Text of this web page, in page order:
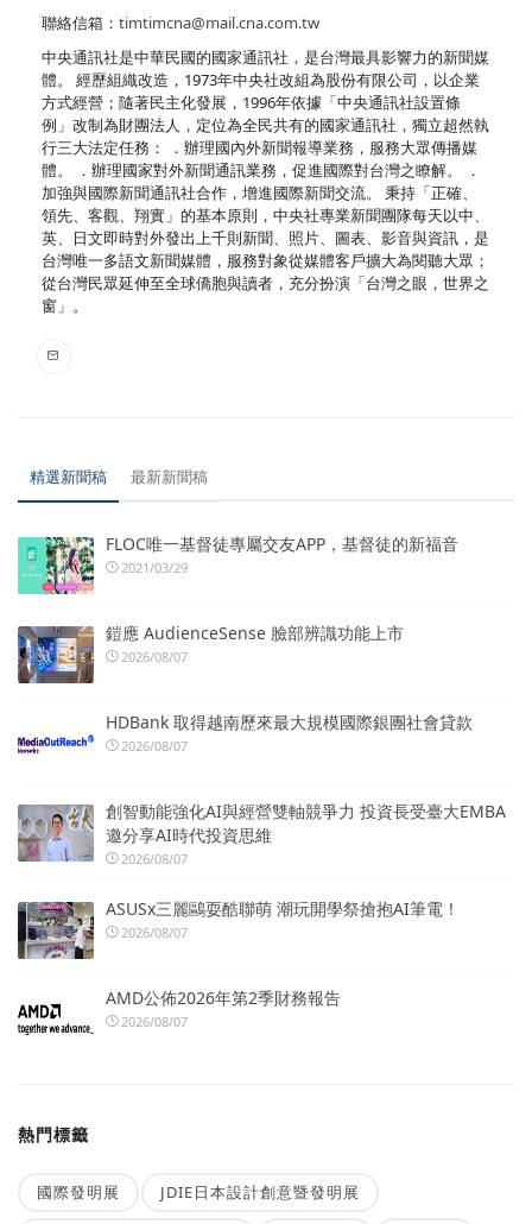
聯絡信箱： timtimcna@mail.cna.com.tw
中央通訊社是中華民國的國家通訊社，是台灣最具影響力的新聞媒
體。 經歷組織改造，1973年中央社改組為股份有限公司，以企業
方式經營；隨著民主化發展，1996年依據「中央通訊社設置條
例」改制為財團法人，定位為全民共有的國家通訊社，獨立超然執
行三大法定任務： ．辦理國內外新聞報導業務，服務大眾傳播媒
體。 ．辦理國家對外新聞通訊業務，促進國際對台灣之瞭解。 ．
加強與國際新聞通訊社合作，增進國際新聞交流。 秉持「正確、
領先、客觀、翔實」的基本原則，中央社專業新聞團隊每天以中、
英、日文即時對外發出上千則新聞、照片、圖表、影音與資訊，是
台灣唯一多語文新聞媒體，服務對象從媒體客戶擴大為閱聽大眾；
從台灣民眾延伸至全球僑胞與讀者，充分扮演「台灣之眼，世界之
窗」。
精選新聞稿 最新新聞稿
FLOC唯一基督徒專屬交友APP，基督徒的新福音
2021/03/29
鎧應 AudienceSense 臉部辨識功能上市
2026/08/07
HDBank 取得越南歷來最大規模國際銀團社會貸款
2026/08/07
創智動能強化AI與經營雙軸競爭力 投資長受臺大EMBA
邀分享AI時代投資思維
2026/08/07
ASUSx三麗鷗耍酷聯萌 潮玩開學祭搶抱AI筆電！
2026/08/07
AMD公佈2026年第2季財務報告
2026/08/07
熱門標籤
國際發明展 JDIE日本設計創意暨發明展